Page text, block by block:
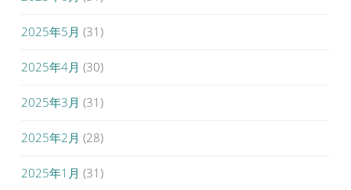
2025年5月 (31)
2025年4月 (30)
2025年3月 (31)
2025年2月 (28)
2025年1月 (31)